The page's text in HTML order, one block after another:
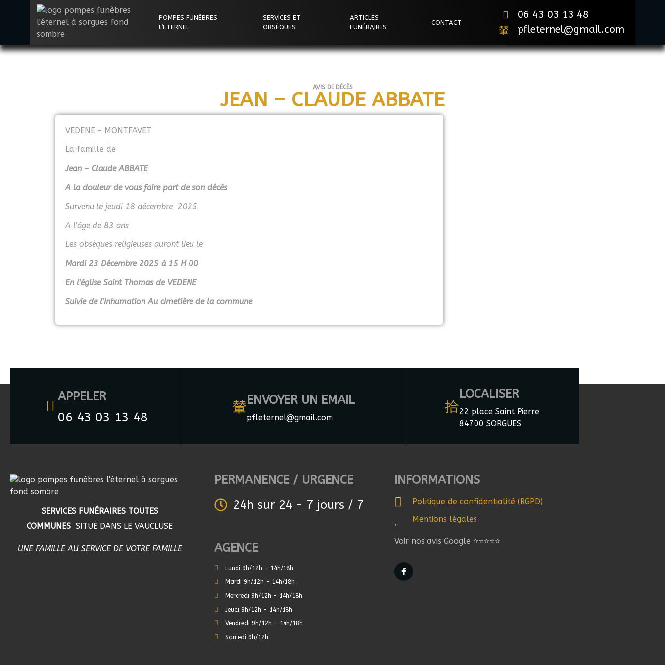
POMPES FUNÈBRES
L’ETERNEL
SERVICES ET
OBSÈQUES
ARTICLES
FUNÉRAIRES
CONTACT
06 43 03 13 48
pfleternel@gmail.com
AVIS DE DÉCÈS
JEAN – CLAUDE ABBATE
VEDENE – MONTFAVET
La famille de
Jean – Claude ABBATE
A la douleur de vous faire part de son décès
Survenu le jeudi 18 décembre 2025
A l’âge de 83 ans
Les obsèques religieuses auront lieu le
Mardi 23 Décembre 2025 à 15 H 00
En l’église Saint Thomas de VEDENE
Suivie de l’inhumation Au cimetière de la commune
APPELER
06 43 03 13 48
ENVOYER UN EMAIL
pfleternel@gmail.com
LOCALISER
22 place Saint Pierre
84700 SORGUES
SERVICES FUNÉRAIRES TOUTES
COMMUNES SITUÉ DANS LE VAUCLUSE
UNE FAMILLE AU SERVICE DE VOTRE FAMILLE
PERMANENCE / URGENCE
24h sur 24 - 7 jours / 7
AGENCE
Lundi 9h/12h - 14h/18h
Mardi 9h/12h - 14h/18h
Mercredi 9h/12h - 14h/18h
Jeudi 9h/12h - 14h/18h
Vendredi 9h/12h - 14h/18h
Samedi 9h/12h
INFORMATIONS
Politique de confidentialité (RGPD)
Mentions légales
Voir nos avis Google ⭐⭐⭐⭐⭐